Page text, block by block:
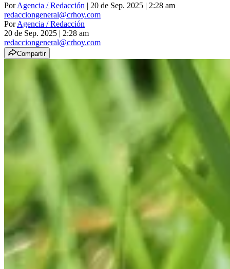
PorAgencia / Redacción | 20 de Sep. 2025 | 2:28 am
redacciongeneral@crhoy.com
PorAgencia / Redacción
20 de Sep. 2025 | 2:28 am
redacciongeneral@crhoy.com
Compartir